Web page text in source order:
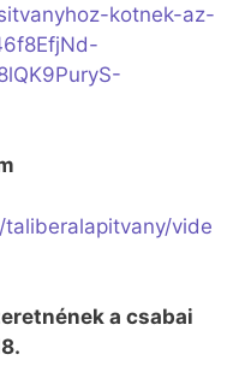
kotnek-az-
vide
a csabai